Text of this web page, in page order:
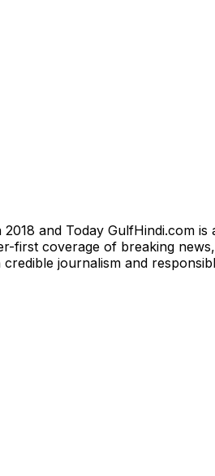
and Today GulfHindi.com
first coverage of breaking
journalism and